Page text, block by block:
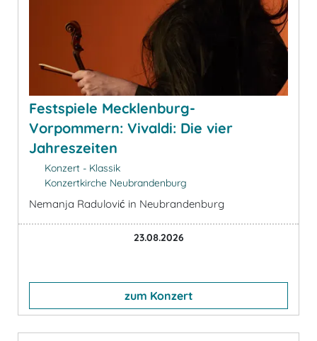
Festspiele Mecklenburg-
Vorpommern: Vivaldi: Die vier
Jahreszeiten
Konzert - Klassik
Konzertkirche Neubrandenburg
Nemanja Radulović in Neubrandenburg
23.08.2026
zum Konzert